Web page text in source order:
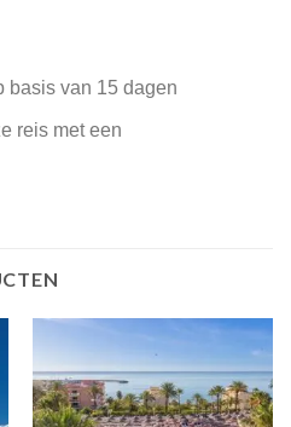
basis van 15 dagen
reis met een